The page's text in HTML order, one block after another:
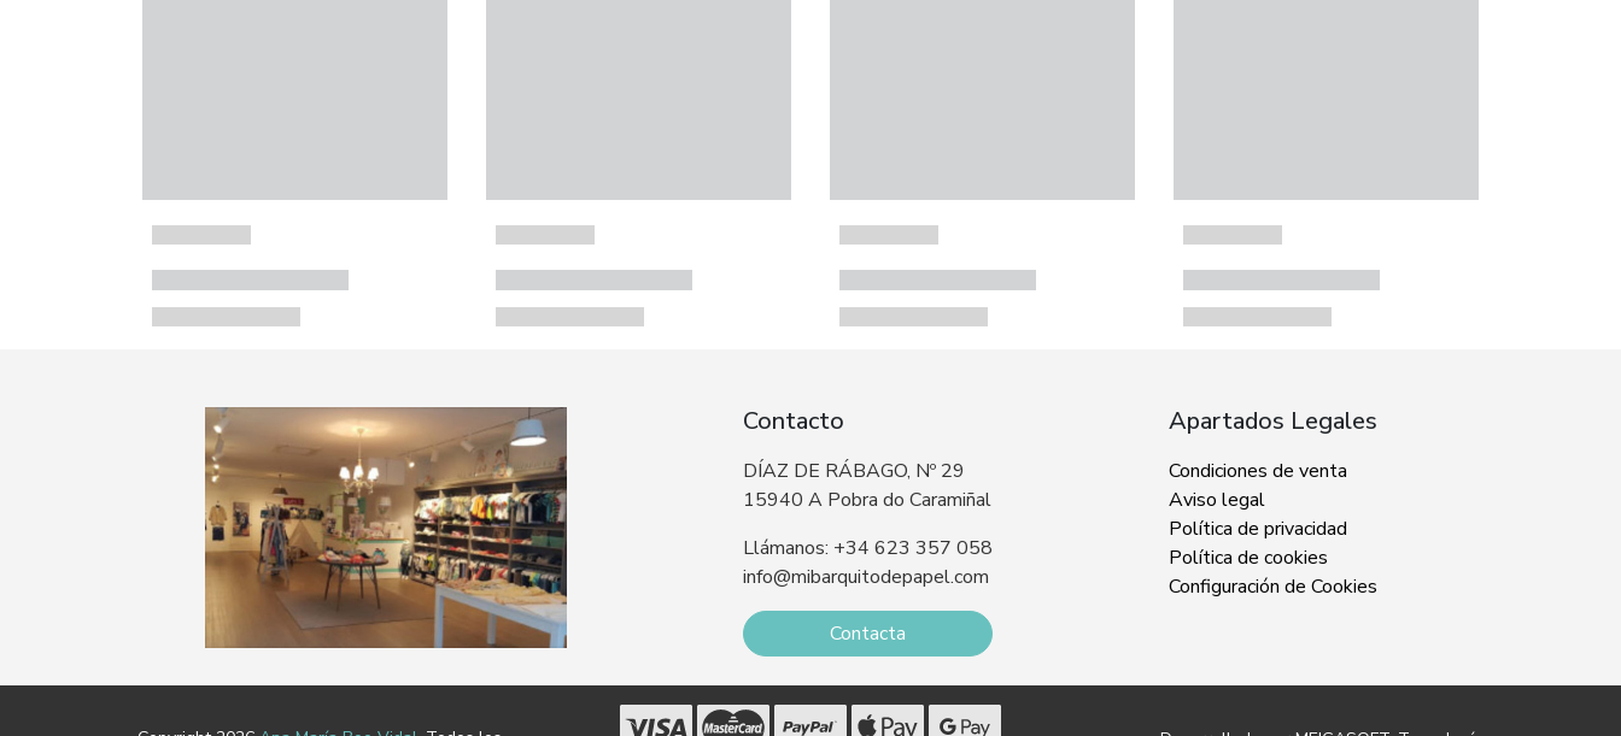
Contacto
DÍAZ DE RÁBAGO, Nº 29
15940 A Pobra do Caramiñal
Llámanos: +34 623 357 058
info@mibarquitodepapel.com
Contacta
Apartados Legales
Condiciones de venta
Aviso legal
Política de privacidad
Política de cookies
Configuración de Cookies